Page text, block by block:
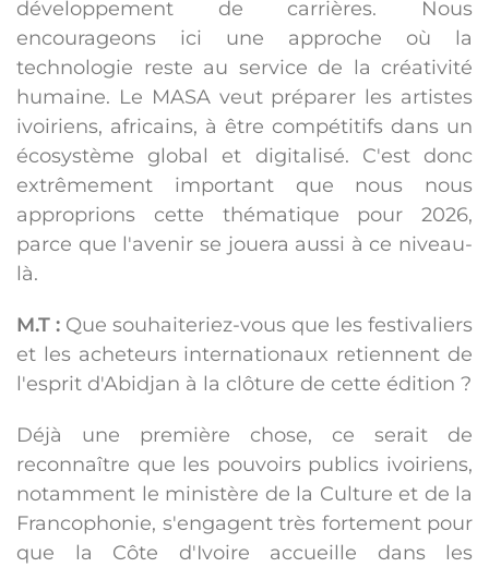
développement de carrières. Nous
encourageons ici une approche où la
technologie reste au service de la créativité
humaine. Le MASA veut préparer les artistes
ivoiriens, africains, à être compétitifs dans un
écosystème global et digitalisé. C'est donc
extrêmement important que nous nous
approprions cette thématique pour 2026,
parce que l'avenir se jouera aussi à ce niveau-
là.
M.T : Que souhaiteriez-vous que les festivaliers
et les acheteurs internationaux retiennent de
l'esprit d'Abidjan à la clôture de cette édition ?
Déjà une première chose, ce serait de
reconnaître que les pouvoirs publics ivoiriens,
notamment le ministère de la Culture et de la
Francophonie, s'engagent très fortement pour
que la Côte d'Ivoire accueille dans les